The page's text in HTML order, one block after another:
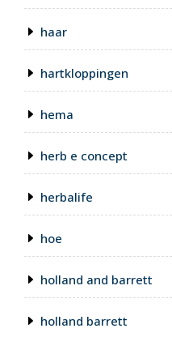
haar
hartkloppingen
hema
herb e concept
herbalife
hoe
holland and barrett
holland barrett